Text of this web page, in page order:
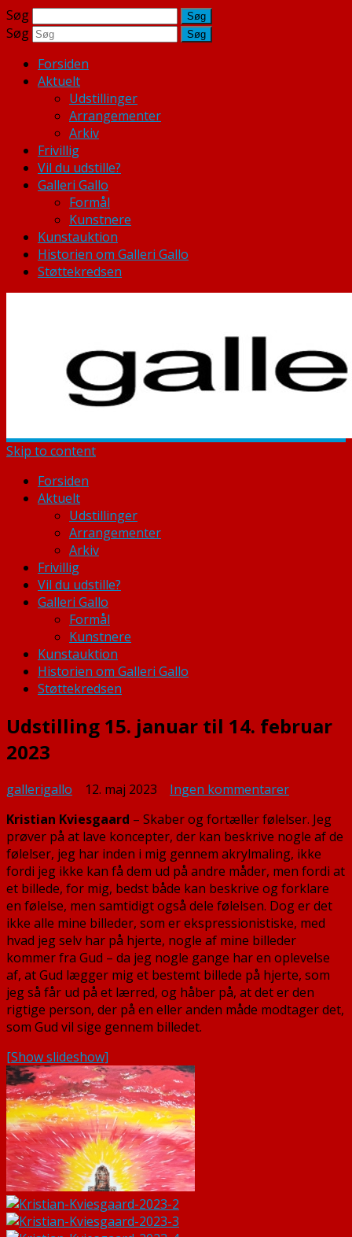
Søg
Søg
Forsiden
Aktuelt
Udstillinger
Arrangementer
Arkiv
Frivillig
Vil du udstille?
Galleri Gallo
Formål
Kunstnere
Kunstauktion
Historien om Galleri Gallo
Støttekredsen
Skip to content
Forsiden
Aktuelt
Udstillinger
Arrangementer
Arkiv
Frivillig
Vil du udstille?
Galleri Gallo
Formål
Kunstnere
Kunstauktion
Historien om Galleri Gallo
Støttekredsen
Udstilling 15. januar til 14. februar
2023
gallerigallo 12. maj 2023 Ingen kommentarertil
15.
januar
til
14.
februar
2023
Kristian Kviesgaard – Skaber og fortæller følelser. Jeg
prøver på at lave koncepter, der kan beskrive nogle af de
følelser, jeg har inden i mig gennem akrylmaling, ikke
fordi jeg ikke kan få dem ud på andre måder, men fordi at
et billede, for mig, bedst både kan beskrive og forklare
en følelse, men samtidigt også dele følelsen. Dog er det
ikke alle mine billeder, som er ekspressionistiske, med
hvad jeg selv har på hjerte, nogle af mine billeder
kommer fra Gud – da jeg nogle gange har en oplevelse
af, at Gud lægger mig et bestemt billede på hjerte, som
jeg så får ud på et lærred, og håber på, at det er den
rigtige person, der på en eller anden måde modtager det,
som Gud vil sige gennem billedet.
[Show slideshow]